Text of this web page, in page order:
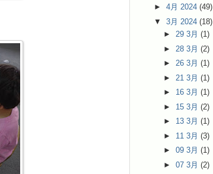
►4月 2024(49)
▼3月 2024(18)
► 29 3月 (1)
► 28 3月 (2)
► 26 3月 (1)
► 21 3月 (1)
► 16 3月 (1)
► 15 3月 (2)
► 13 3月 (1)
► 11 3月 (3)
► 09 3月 (1)
► 07 3月 (2)